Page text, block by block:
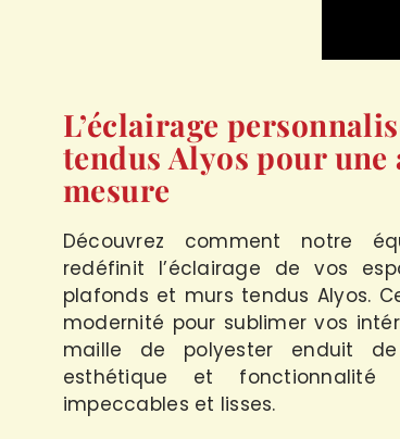
L’éclairage
tendus Alyos pour une
mesure
Découvrez comment notre
redéfinit l’éclairage de vos
plafonds et murs tendus Alyos.
modernité pour sublimer vos
maille de polyester enduit
esthétique et
impeccables et lisses.